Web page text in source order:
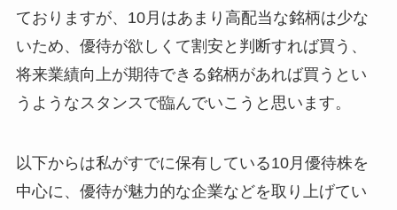
ておりますが、10月はあまり高配当な銘柄は少な
いため、優待が欲しくて割安と判断すれば買う、
将来業績向上が期待できる銘柄があれば買うとい
うようなスタンスで臨んでいこうと思います。
以下からは私がすでに保有している10月優待株を
中心に、優待が魅力的な企業などを取り上げてい